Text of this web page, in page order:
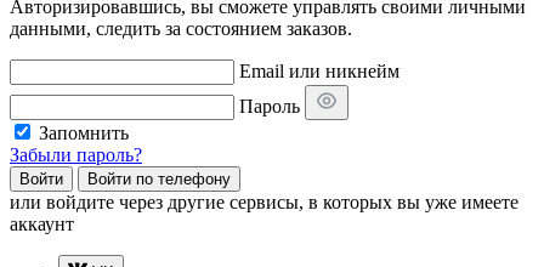
Авторизировавшись, вы сможете управлять своими личными
данными, следить за состоянием заказов.
Email или никнейм
Пароль
Запомнить
Забыли пароль?
Войти Войти по телефону
или войдите через другие сервисы, в которых вы уже имеете
аккаунт